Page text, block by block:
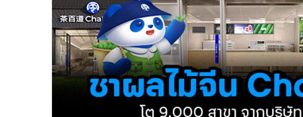
ThaiSMEsCenter,
รวม
ธุรกิจ